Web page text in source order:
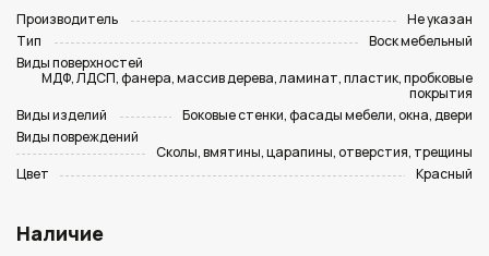
Производитель
Не указан
Тип
Воск мебельный
Виды поверхностей
МДФ, ЛДСП, фанера, массив дерева, ламинат, пластик, пробковые
покрытия
Виды изделий
Боковые стенки, фасады мебели, окна, двери
Виды повреждений
Сколы, вмятины, царапины, отверстия, трещины
Цвет
Красный
Наличие